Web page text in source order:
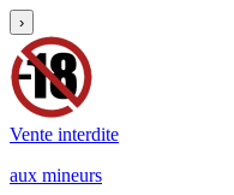
›
Vente interdite
aux mineurs